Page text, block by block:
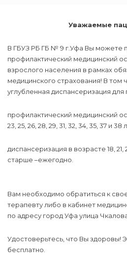
Уважаемые
В ГБУЗ РБ ГБ № 9 г.Уфа Вы можете
профилактический медицинский
взрослого населения в рамках
медицинского страхования! В том
углубленная диспансеризация
профилактический медицинский
23, 25, 26, 28, 29, 31, 32, 34, 35, 37 и 38
диспансеризация в возрасте 18, 21,
старше –ежегодно.
Вам необходимо обратиться к
терапевту либо в кабинет
по адресу город Уфа улица Чкалова
Удостоверьтесь, что Вы здоровы!
бесплатно.